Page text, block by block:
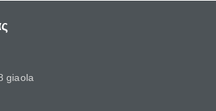
giaola